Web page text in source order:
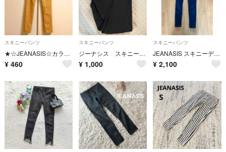
スキニーパンツ
★☆JEANASIS☆カラーイージースキニーパンツ
¥ 460
スキニーパンツ
ジーナシス スキニーブラックデニム すそ切りっぱなし
¥ 1,000
スキニーパンツ
JEANASIS スキニーデニム
¥ 2,100